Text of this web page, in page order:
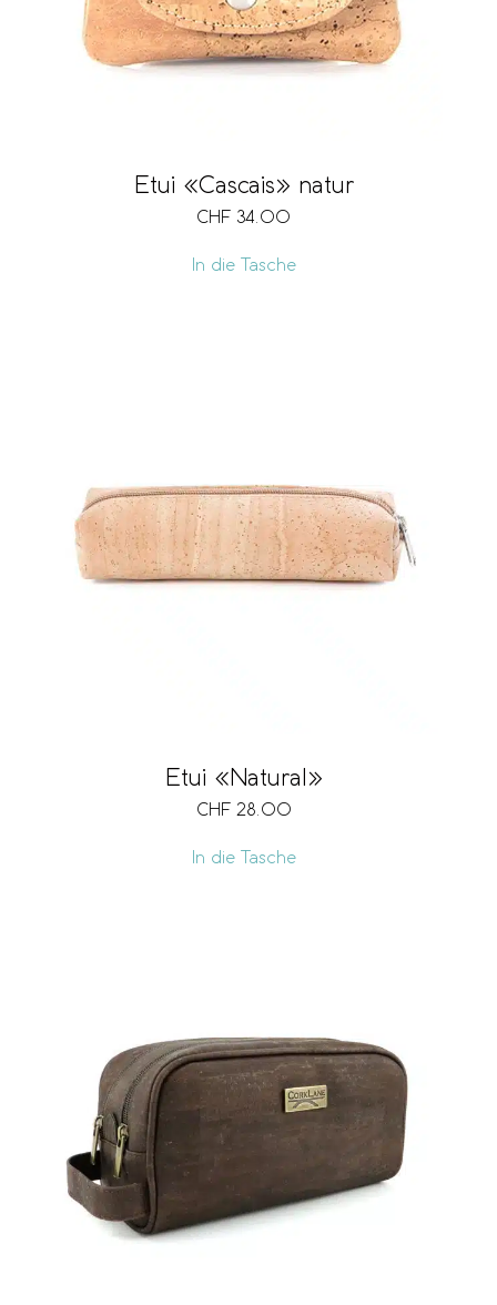
Etui «Cascais» natur
CHF 34.00
In die Tasche
Etui «Natural»
CHF 28.00
In die Tasche